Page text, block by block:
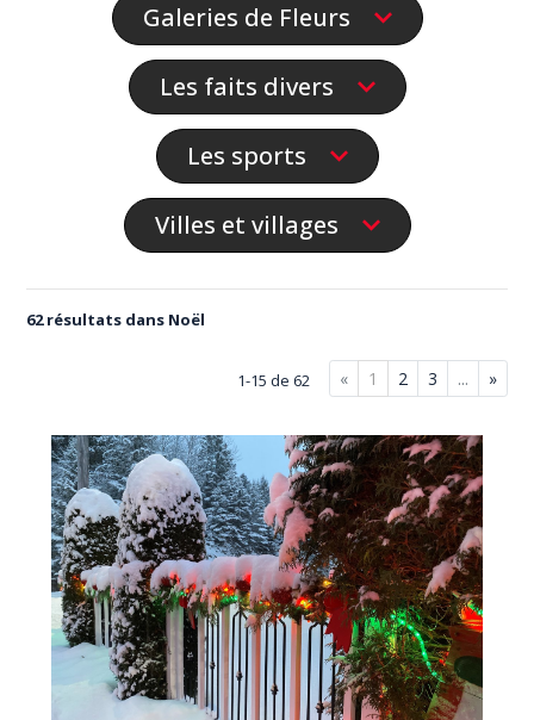
Galeries de Fleurs
Les faits divers
Les sports
Villes et villages
62 résultats dans Noël
1-15 de 62 « 1 2 3 ... »